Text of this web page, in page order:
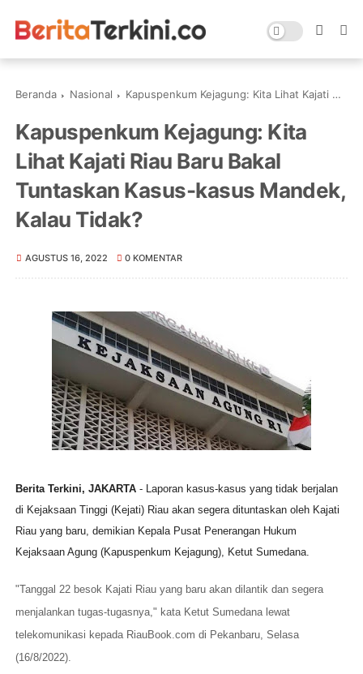
Beranda Nasional Kapuspenkum Kejagung: Kita Lihat Kajati Riau Baru Bakal Tuntaskan Kasus-kasus Mandek, Kalau Tidak?
Kapuspenkum Kejagung: Kita
Lihat Kajati Riau Baru Bakal
Tuntaskan Kasus-kasus Mandek,
Kalau Tidak?
AGUSTUS 16, 2022 0 KOMENTAR
Berita Terkini, JAKARTA - Laporan kasus-kasus yang tidak berjalan
di Kejaksaan Tinggi (Kejati) Riau akan segera dituntaskan oleh Kajati
Riau yang baru, demikian Kepala Pusat Penerangan Hukum
Kejaksaan Agung (Kapuspenkum Kejagung), Ketut Sumedana.
"Tanggal 22 besok Kajati Riau yang baru akan dilantik dan segera
menjalankan tugas-tugasnya," kata Ketut Sumedana lewat
telekomunikasi kepada RiauBook.com di Pekanbaru, Selasa
(16/8/2022).